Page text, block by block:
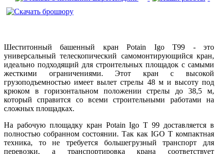
Шеститонный башенный кран Potain Igo T99 - это
универсальный телескопический самомонтирующийся кран,
идеально подходящий для строительных площадок с самыми
жесткими ограничениями. Этот кран с высокой
грузоподъемностью имеет вылет стрелы 48 м и высоту под
крюком в горизонтальном положении стрелы до 38,5 м,
который справится со всеми строительными работами на
сложных площадках.
На рабочую площадку кран Potain Igo T 99 доставляется в
полностью собранном состоянии. Так как IGO T компактная
техника, то не требуется большегрузный транспорт для
перевозки, а транспортировка крана соответствует